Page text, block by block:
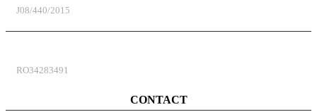
J08/440/2015
RO34283491
CONTACT